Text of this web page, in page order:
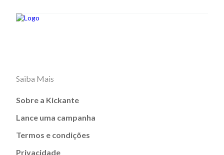
Saiba Mais
Sobre a Kickante
Lance uma campanha
Termos e condições
Privacidade